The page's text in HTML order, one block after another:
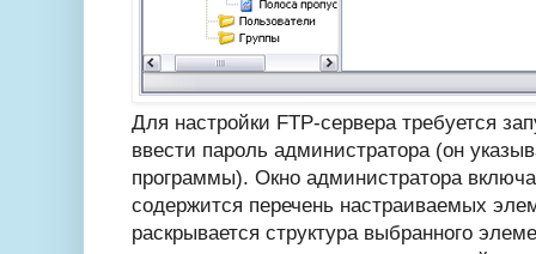
Для настройки FTP-сервера требуется
ввести пароль администратора (он
программы). Окно администратора
содержится перечень настраиваемых
раскрывается структура выбранного